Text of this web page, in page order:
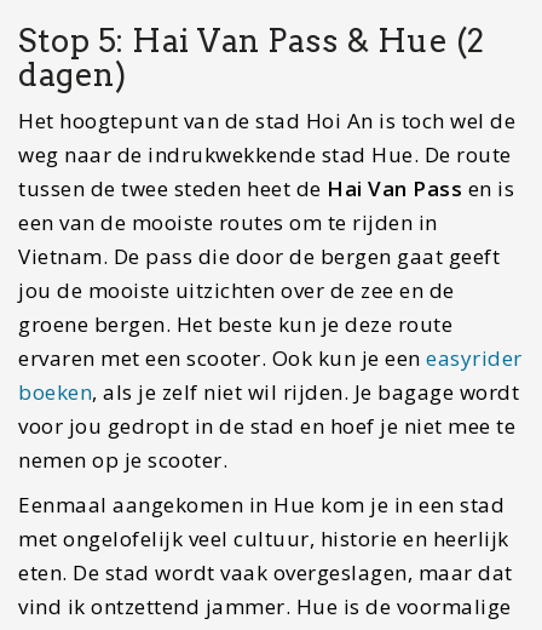
boeken , als je zelf niet wil rijden. Je bagage wordt
voor jou gedropt in de stad en hoef je niet mee te
nemen op je scooter.
Eenmaal aangekomen in Hue kom je in een stad
met ongelofelijk veel cultuur, historie en heerlijk
eten. De stad wordt vaak overgeslagen, maar dat
vind ik ontzettend jammer. Hue is de voormalige
keizerlijke hoofdstad van Vietnam. DeCitadel van
Hueis de grootste trekpleister van Hue. Het heeft
enorm geleden tijdens de Vietnam Oorlog, maar
het is nog steeds indrukwekkend om te bezoeken.
Stop 6: Phong Nha (3 dagen)
Een klein dorpje in het binnenland van de
prachtige land. Phong Nha mag, wat mij betreft,
niet missen in deze reisroute door Vietnam. Het
superkleine stadje is de uitvalbasis voor het